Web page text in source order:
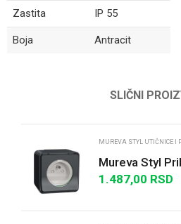
Zastita IP 55
Boja Antracit
Poruka
SLIČNI
MUREVA STYL UTIČNICE I
Mureva Styl
zaštitom n/z
1.487,00 RSD